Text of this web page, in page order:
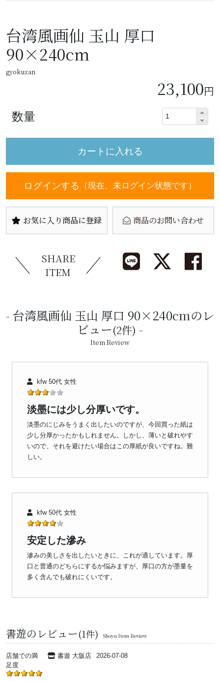
台湾風画仙 玉山 厚口
90×240cm
gyokuzan
23,100円
数量
ログインする （現在、未ログイン状態です）
お気に入り商品に登録 商品のお問い合わせ
SHARE
ITEM
台湾風画仙 玉山 厚口 90×240cmのレ
ビュー(2件)
Item Review
kfw 50代 女性
淡墨には少し分厚いです。
淡墨のにじみをうまく出したいのですが、今回買った紙は
少し分厚かったかもしれません。しかし、薄いと破れやす
いので、それを避けたい場合はこの厚紙が良いですね。難
しい。
kfw 50代 女性
安定した滲み
滲みの美しさを出したいときに、これが適しています。厚
口と普通のどちらにするか悩みますが、厚口の方が墨量を
多く含んでも破れにくいです。
書遊のレビュー(1件) Shoyu Item Review
店舗での満
足度
書遊 大阪店 2026-07-08